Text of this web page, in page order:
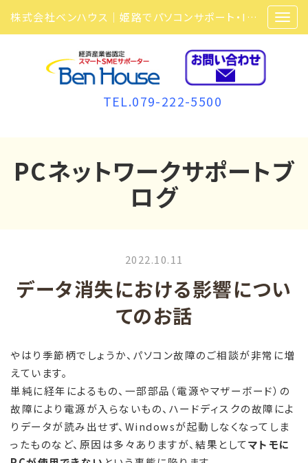
株式会社ベンハウス｜姫路でパソコンサポート・ITサポート・ITセキュリティ・複合機・ビジネスフォンなら弊社にお任せ
TEL.079-222-5500
PCネットワークサポートブ
ログ
2022.10.11
データ消失における影響につい
てのお話
やはり季節柄でしょうか、パソコン故障のご相談が非常に増
えています。
単純に経年によるもの、一部部品（電源やマザーボード）の
故障により電源が入らないもの、ハードディスクの故障によ
りデータが読み出せず、Windowsが起動しなくなってしま
ったものなど、原因は多々ありますが、結果としてマトモに